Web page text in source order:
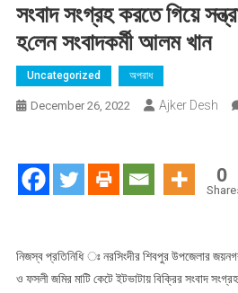
সংবাদ সংগ্রহ করতে গিয়ে
হ‌লেন সংবাদকর্মী আলম খান
Uncategorized অপরাধ
December 26, 2022 Ajker Desh
0
নিজস্ব প্রতিনিধি ঃ নরসিংদীর শিবপুর উপজেলার
ও ফসলী জমির মাটি কেটে ইটভাটায় বিক্রির সংবাদ